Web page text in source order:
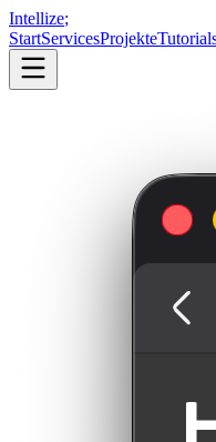
Intellize;
StartServicesProjekte